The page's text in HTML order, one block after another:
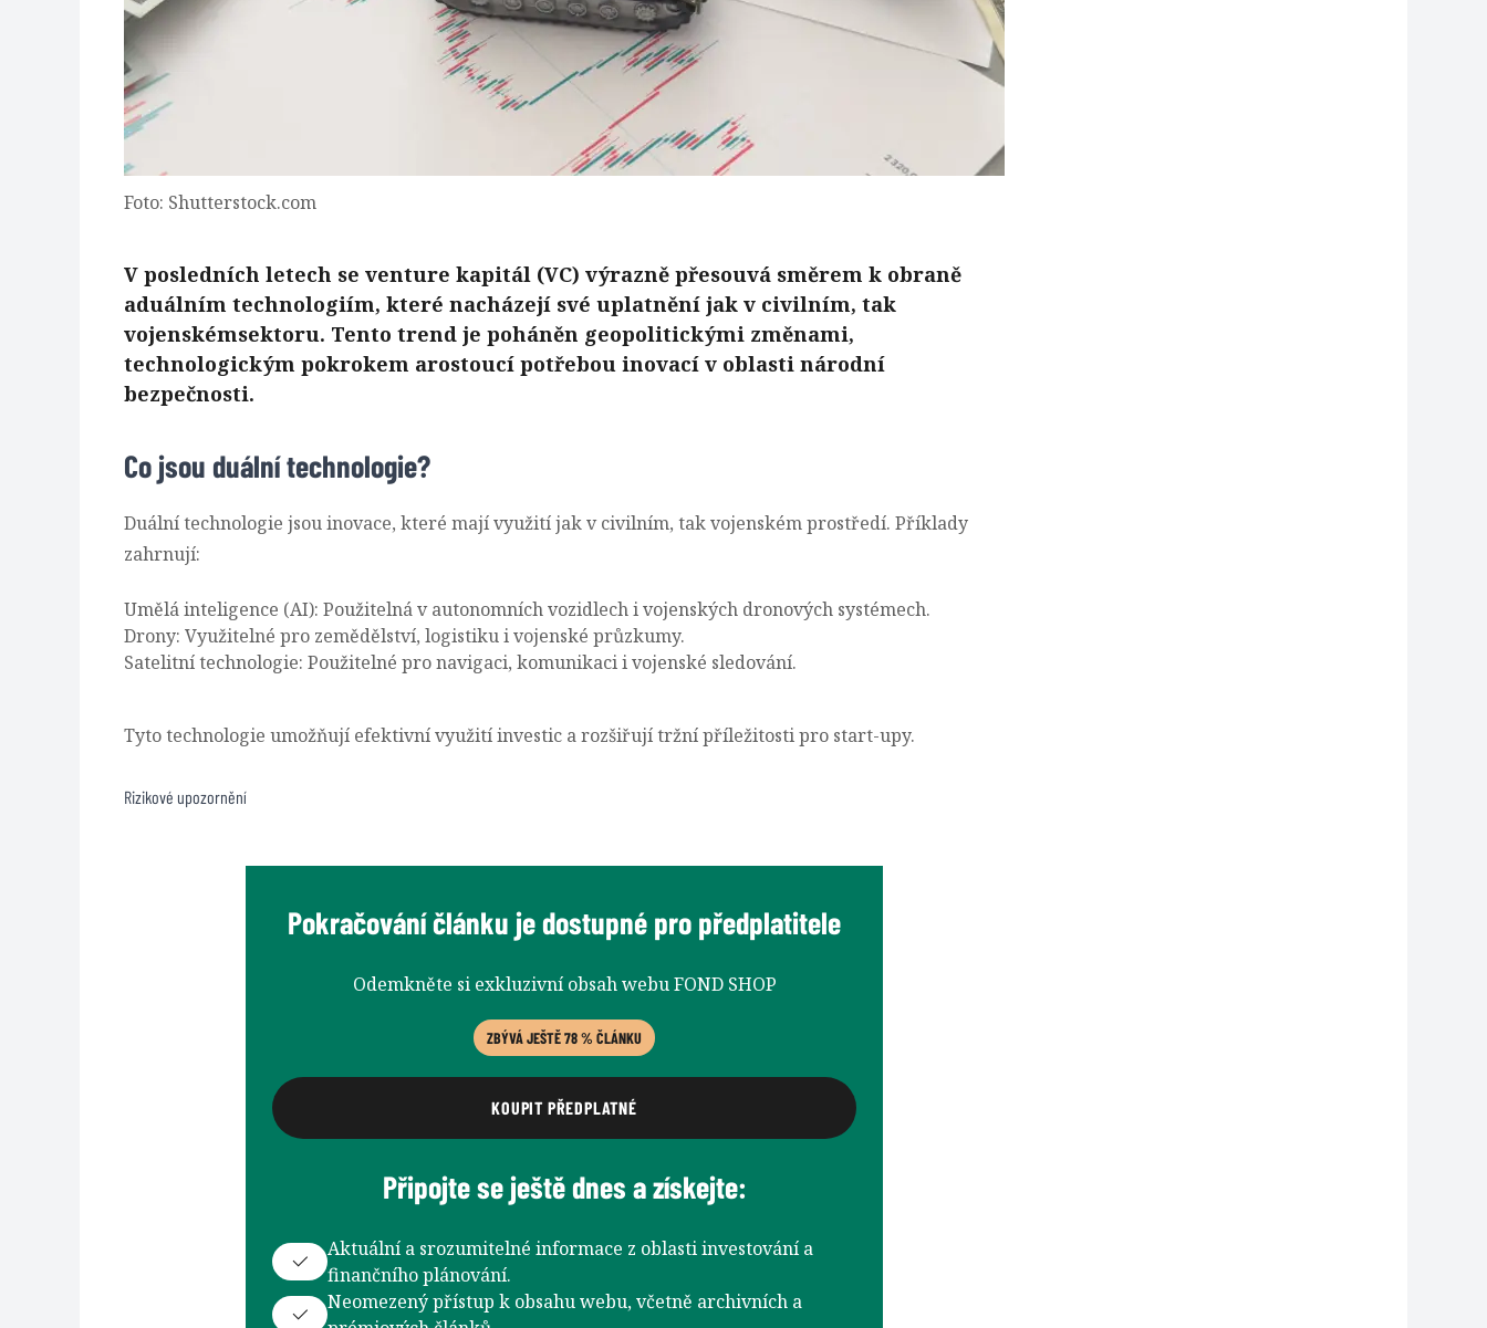
Foto: Shutterstock.com
V posledních letech se venture kapitál (VC) výrazně přesouvá směrem k obraně
aduálním technologiím, které nacházejí své uplatnění jak v civilním, tak
vojenskémsektoru. Tento trend je poháněn geopolitickými změnami,
technologickým pokrokem arostoucí potřebou inovací v oblasti národní
bezpečnosti.
Co jsou duální technologie?
Duální technologie jsou inovace, které mají využití jak v civilním, tak vojenském prostředí. Příklady
zahrnují:
Umělá inteligence (AI): Použitelná v autonomních vozidlech i vojenských dronových systémech.
Drony: Využitelné pro zemědělství, logistiku i vojenské průzkumy.
Satelitní technologie: Použitelné pro navigaci, komunikaci i vojenské sledování.
Tyto technologie umožňují efektivní využití investic a rozšiřují tržní příležitosti pro start-upy.
Rizikové upozornění
Pokračování článku je dostupné pro předplatitele
Odemkněte si exkluzivní obsah webu FOND SHOP
ZBÝVÁ JEŠTĚ 78 % ČLÁNKU
KOUPIT PŘEDPLATNÉ
Připojte se ještě dnes a získejte:
Aktuální a srozumitelné informace z oblasti investování a
finančního plánování.
Neomezený přístup k obsahu webu, včetně archivních a